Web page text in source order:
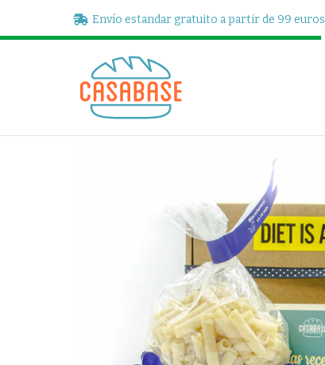
Envío estandar gratuito a partir de 99 euros